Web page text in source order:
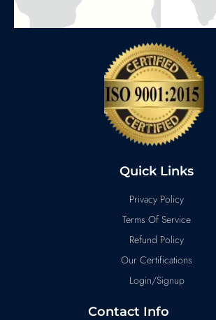
Quick Links
Privacy Policy
Terms Of Service
Refund Policy
Our Certifications
Login/Signup
Contact Info